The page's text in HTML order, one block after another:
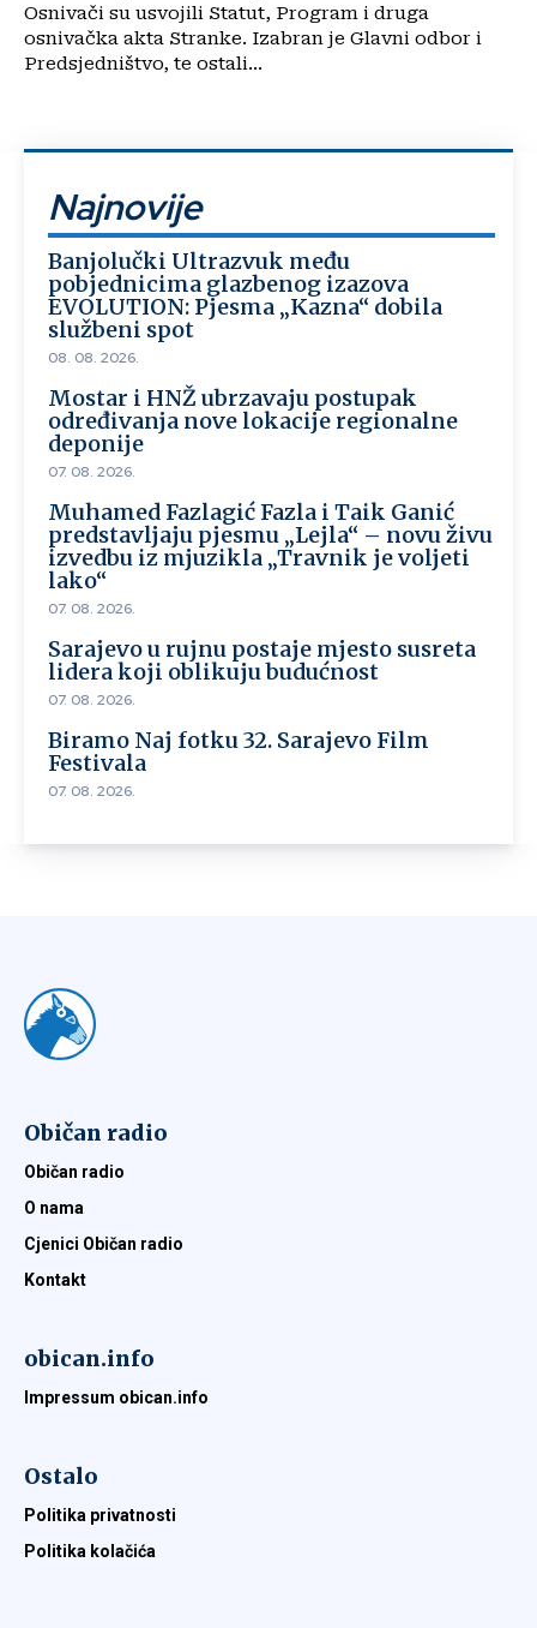
Osnivači su usvojili Statut, Program i druga
osnivačka akta Stranke. Izabran je Glavni odbor i
Predsjedništvo, te ostali...
Najnovije
Banjolučki Ultrazvuk među
pobjednicima glazbenog izazova
EVOLUTION: Pjesma „Kazna“ dobila
službeni spot
08. 08. 2026.
Mostar i HNŽ ubrzavaju postupak
određivanja nove lokacije regionalne
deponije
07. 08. 2026.
Muhamed Fazlagić Fazla i Taik Ganić
predstavljaju pjesmu „Lejla“ – novu živu
izvedbu iz mjuzikla „Travnik je voljeti
lako“
07. 08. 2026.
Sarajevo u rujnu postaje mjesto susreta
lidera koji oblikuju budućnost
07. 08. 2026.
Biramo Naj fotku 32. Sarajevo Film
Festivala
07. 08. 2026.
Običan radio
Običan radio
O nama
Cjenici Običan radio
Kontakt
obican.info
Impressum obican.info
Ostalo
Politika privatnosti
Politika kolačića